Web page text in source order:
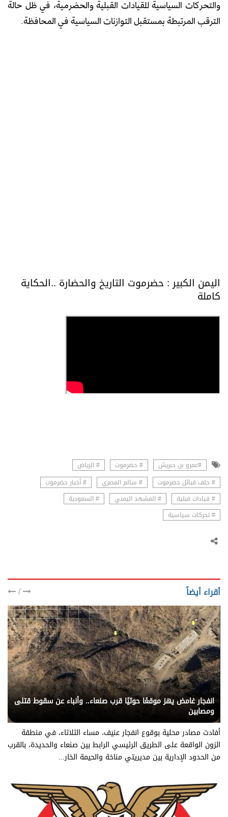
والتحركات السياسية للقيادات القبلية والحضرمية، في ظل حالة
الترقب المرتبطة بمستقبل التوازنات السياسية في المحافظة.
اليمن الكبير : حضرموت التاريخ والحضارة ..الحكاية
كاملة
#عمرو بن حبريش # حضرموت
# الرياض
# حلف قبائل حضرموت
# سالم المصري
# أخبار حضرموت
# قيادات قبلية
# المشهد اليمني
# السعودية
# تحركات سياسية
أقراء أيضاً /
يني يمن - متابعات
انفجار غامض يهز موقعًا حوثيًا قرب صنعاء.. وأنباء عن سقوط قتلى
ومصابين
أفادت مصادر محلية بوقوع انفجار عنيف، مساء الثلاثاء، في منطقة
الزون الواقعة على الطريق الرئيسي الرابط بين صنعاء والحديدة، بالقرب
من الحدود الإدارية بين مديريتي مناخة والحيمة الخار...